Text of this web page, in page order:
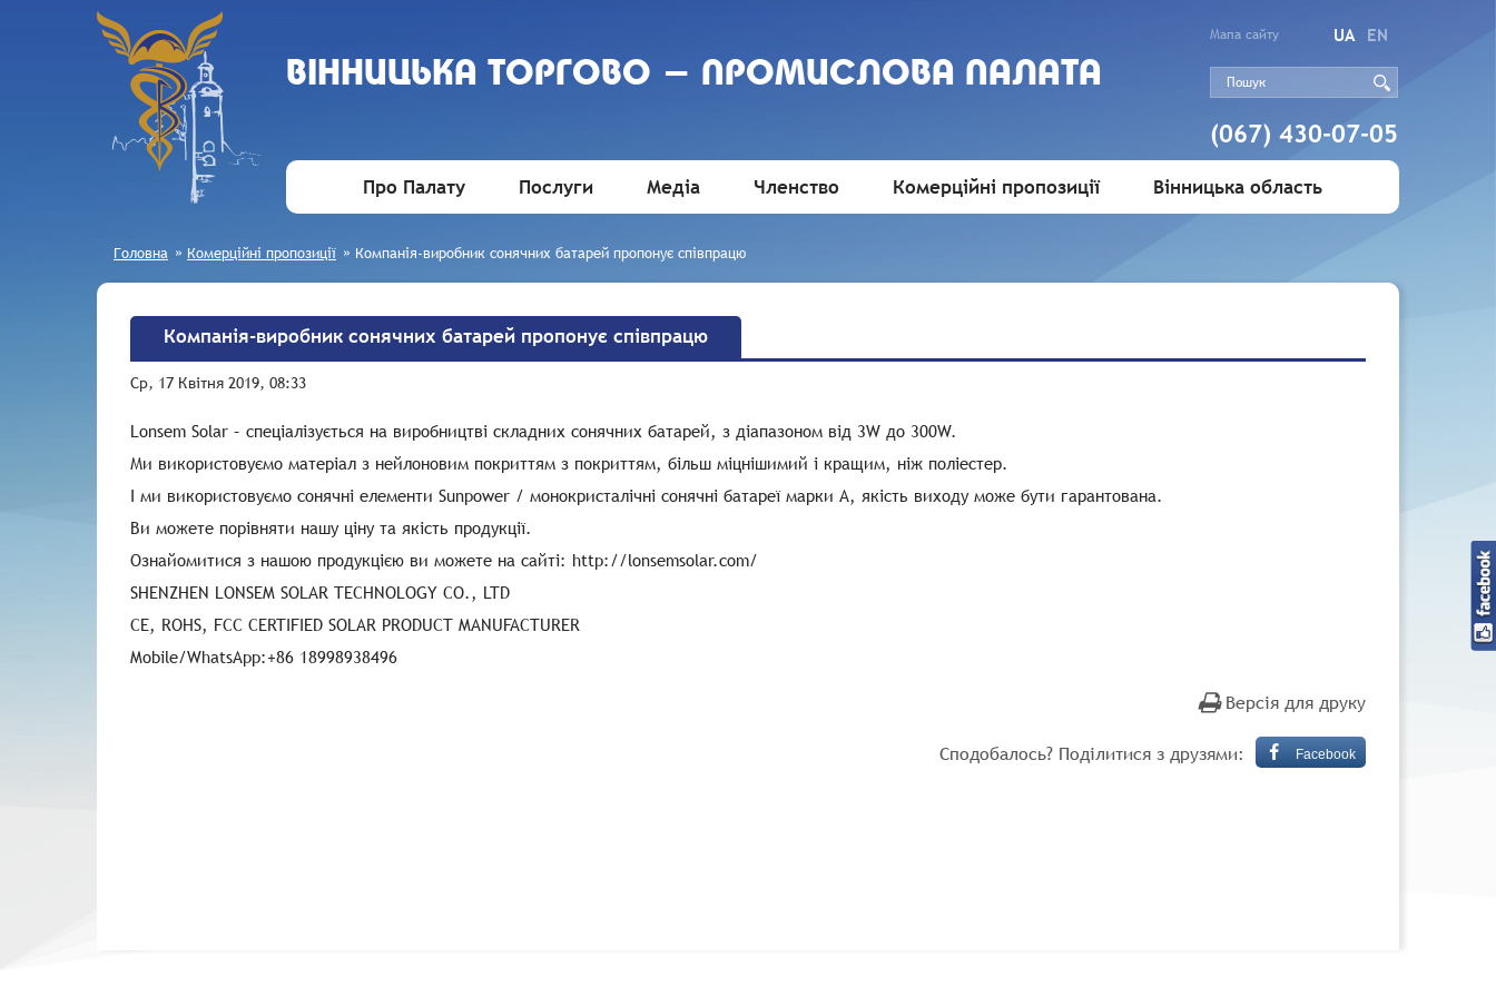
ВIННИЦЬКА ТОРГОВО - ПРОМИСЛОВА ПАЛАТА
Мапа сайту UA EN
(067) 430-07-05
Про Палату Послуги Медіа Членство Комерційні пропозиції Вінницька область
Головна » Комерційні пропозиції » Компанія-виробник сонячних батарей пропонує співпрацю
Компанія-виробник сонячних батарей пропонує співпрацю
Ср, 17 Квітня 2019, 08:33
Lonsem Solar – спеціалізується на виробництві складних сонячних батарей, з діапазоном від 3W до 300W.
Ми використовуємо матеріал з нейлоновим покриттям з покриттям, більш міцнішимий і кращим, ніж поліестер.
І ми використовуємо сонячні елементи Sunpower / монокристалічні сонячні батареї марки A, якість виходу може бути гарантована.
Ви можете порівняти нашу ціну та якість продукції.
Ознайомитися з нашою продукцією ви можете на сайті: http://lonsemsolar.com/
SHENZHEN LONSEM SOLAR TECHNOLOGY CO., LTD
CE, ROHS, FCC CERTIFIED SOLAR PRODUCT MANUFACTURER
Mobile/WhatsApp:+86 18998938496
Версія для друку
Сподобалось? Поділитися з друзями: Facebook